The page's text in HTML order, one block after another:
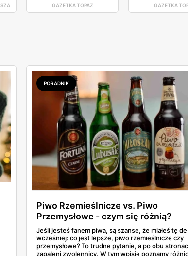
GAZETKA TOPAZ GAZETKA
PORADNIK
Piwo Rzemieślnicze vs. Piwo
Przemysłowe - czym się różnią?
Jeśli jesteś fanem piwa, są szanse, że miałeś tę
wcześniej: co jest lepsze, piwo rzemieślnicze czy
przemysłowe? To trudne pytanie, a po obu
zapaleni zwolennicy. W tym wpisie poznamy